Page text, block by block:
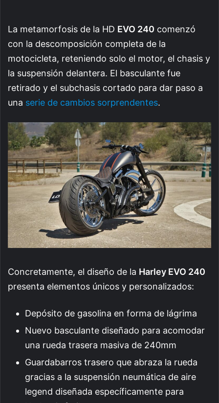
La metamorfosis de la HD EVO 240 comenzó
con la descomposición completa de la
motocicleta, reteniendo solo el motor, el chasis y
la suspensión delantera. El basculante fue
retirado y el subchasis cortado para dar paso a
una serie de cambios sorprendentes.
Concretamente, el diseño de la Harley EVO 240
presenta elementos únicos y personalizados:
Depósito de gasolina en forma de lágrima
Nuevo basculante diseñado para acomodar
una rueda trasera masiva de 240mm
Guardabarros trasero que abraza la rueda
gracias a la suspensión neumática de aire
legend diseñada específicamente para